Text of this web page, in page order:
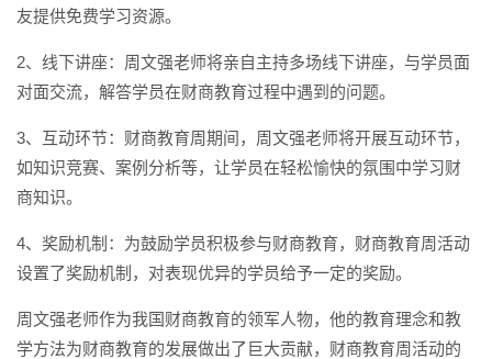
友提供免费学习资源。
2、线下讲座：周文强老师将亲自主持多场线下讲座，与学员面
对面交流，解答学员在财商教育过程中遇到的问题。
3、互动环节：财商教育周期间，周文强老师将开展互动环节，
如知识竞赛、案例分析等，让学员在轻松愉快的氛围中学习财
商知识。
4、奖励机制：为鼓励学员积极参与财商教育，财商教育周活动
设置了奖励机制，对表现优异的学员给予一定的奖励。
周文强老师作为我国财商教育的领军人物，他的教育理念和教
学方法为财商教育的发展做出了巨大贡献，财商教育周活动的